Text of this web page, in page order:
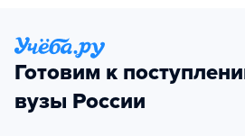
Готовим к
вузы России